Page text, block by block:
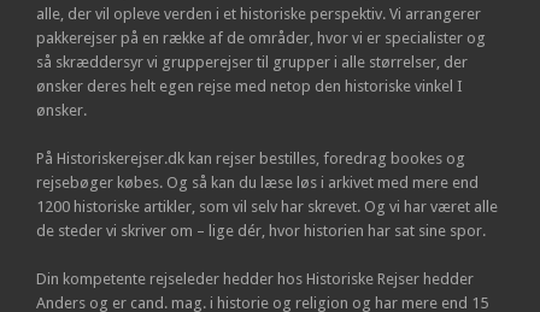
alle, der vil opleve verden i et historiske perspektiv. Vi arrangerer
pakkerejser på en række af de områder, hvor vi er specialister og
så skræddersyr vi grupperejser til grupper i alle størrelser, der
ønsker deres helt egen rejse med netop den historiske vinkel I
ønsker.
På Historiskerejser.dk kan rejser bestilles, foredrag bookes og
rejsebøger købes. Og så kan du læse løs i arkivet med mere end
1200 historiske artikler, som vil selv har skrevet. Og vi har været alle
de steder vi skriver om – lige dér, hvor historien har sat sine spor.
Din kompetente rejseleder hedder hos Historiske Rejser hedder
Anders og er cand. mag. i historie og religion og har mere end 15